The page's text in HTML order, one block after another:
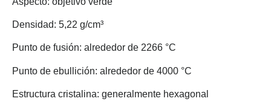
Densidad: 5,22 g/cm³
Punto de fusión: alrededor de 2266 °C
Punto de ebullición: alrededor de 4000 °C
Estructura cristalina: generalmente hexagonal